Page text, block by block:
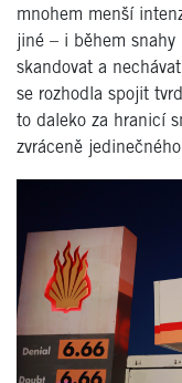
mnohem menší
jiné – i během snahy
skandovat a
se rozhodla spojit
to daleko za hranicí
zvráceně